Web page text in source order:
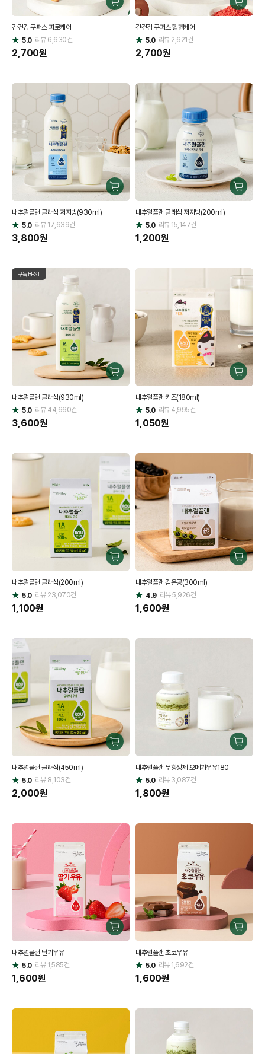
구
매
간건강 쿠퍼스 피로케어
별
점
5.0 리뷰6,630건
2,700원
구
매
간건강 쿠퍼스 혈행케어
별
점
5.0 리뷰2,621건
2,700원
구
매
내추럴플랜 클래식 저지방(930ml)
별
점
5.0 리뷰17,639건
3,800원
구
매
내추럴플랜 클래식 저지방(200ml)
별
점
5.0 리뷰15,147건
1,200원
구독BEST
구
매
내추럴플랜 클래식(930ml)
별
점
5.0 리뷰44,660건
3,600원
구
매
내추럴플랜 키즈(180ml)
별
점
5.0 리뷰4,995건
1,050원
구
매
내추럴플랜 클래식(200ml)
별
점
5.0 리뷰23,070건
1,100원
구
매
내추럴플랜 검은콩(300ml)
별
점
4.9 리뷰5,926건
1,600원
구
매
내추럴플랜 클래식(450ml)
별
점
5.0 리뷰8,103건
2,000원
구
매
내추럴플랜 무항생제 오메가우유180
별
점
5.0 리뷰3,087건
1,800원
구
매
내추럴플랜 딸기우유
별
점
5.0 리뷰1,585건
1,600원
구
매
내추럴플랜 초코우유
별
점
5.0 리뷰1,692건
1,600원